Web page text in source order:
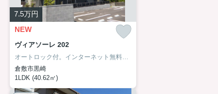
7.5万円
NEW
ヴィアソーレ 202
オートロック付。インターネット無料（Wi-fi）。
倉敷市黒崎
1LDK (40.62㎡)